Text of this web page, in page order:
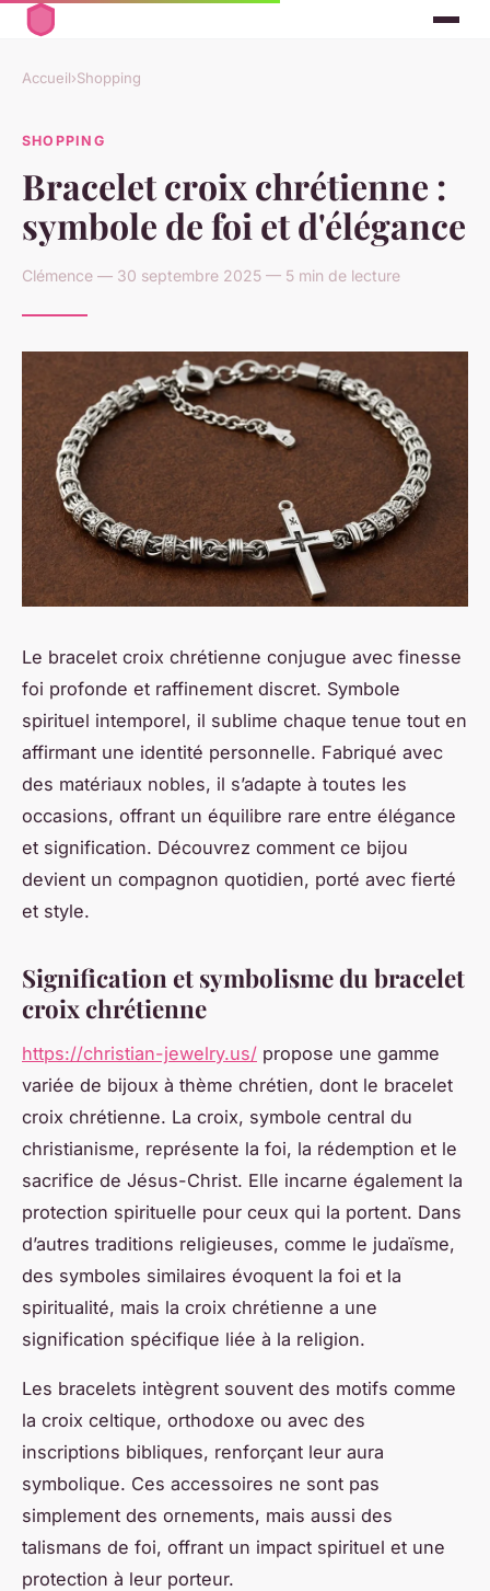
Accueil›Shopping
SHOPPING
Bracelet croix chrétienne :
symbole de foi et d'élégance
Clémence — 30 septembre 2025 — 5 min de lecture
Le bracelet croix chrétienne conjugue avec finesse
foi profonde et raffinement discret. Symbole
spirituel intemporel, il sublime chaque tenue tout en
affirmant une identité personnelle. Fabriqué avec
des matériaux nobles, il s’adapte à toutes les
occasions, offrant un équilibre rare entre élégance
et signification. Découvrez comment ce bijou
devient un compagnon quotidien, porté avec fierté
et style.
Signification et symbolisme du bracelet
croix chrétienne
https://christian-jewelry.us/ propose une gamme
variée de bijoux à thème chrétien, dont le bracelet
croix chrétienne. La croix, symbole central du
christianisme, représente la foi, la rédemption et le
sacrifice de Jésus-Christ. Elle incarne également la
protection spirituelle pour ceux qui la portent. Dans
d’autres traditions religieuses, comme le judaïsme,
des symboles similaires évoquent la foi et la
spiritualité, mais la croix chrétienne a une
signification spécifique liée à la religion.
Les bracelets intègrent souvent des motifs comme
la croix celtique, orthodoxe ou avec des
inscriptions bibliques, renforçant leur aura
symbolique. Ces accessoires ne sont pas
simplement des ornements, mais aussi des
talismans de foi, offrant un impact spirituel et une
protection à leur porteur.